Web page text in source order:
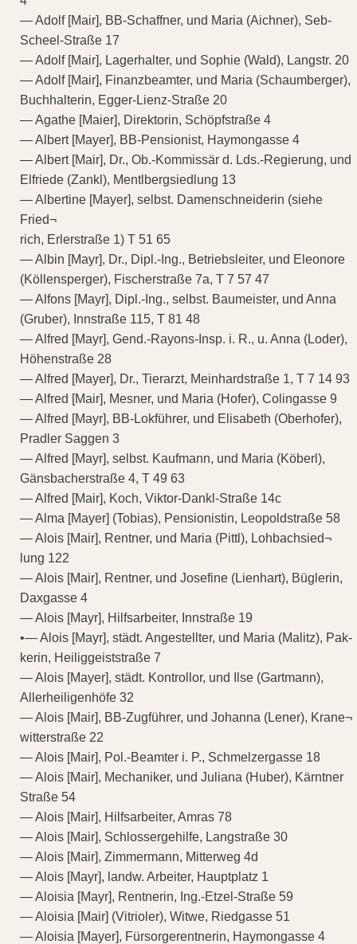
— Adolf [Mair], BB-Schaffner, und Maria (Aichner), Seb-
Scheel-Straße 17
— Adolf [Mair], Lagerhalter, und Sophie (Wald), Langstr. 20
— Adolf [Mair], Finanzbeamter, und Maria (Schaumberger),
Buchhalterin, Egger-Lienz-Straße 20
— Agathe [Maier], Direktorin, Schöpfstraße 4
— Albert [Mayer], BB-Pensionist, Haymongasse 4
— Albert [Mair], Dr., Ob.-Kommissär d. Lds.-Regierung, und
Elfriede (Zankl), Mentlbergsiedlung 13
— Albertine [Mayer], selbst. Damenschneiderin (siehe
Fried¬
rich, Erlerstraße 1) T 51 65
— Albin [Mayr], Dr., Dipl.-Ing., Betriebsleiter, und Eleonore
(Köllensperger), Fischerstraße 7a, T 7 57 47
— Alfons [Mayr], Dipl.-Ing., selbst. Baumeister, und Anna
(Gruber), Innstraße 115, T 81 48
— Alfred [Mayr], Gend.-Rayons-Insp. i. R., u. Anna (Loder),
Höhenstraße 28
— Alfred [Mayer], Dr., Tierarzt, Meinhardstraße 1, T 7 14 93
— Alfred [Mair], Mesner, und Maria (Hofer), Colingasse 9
— Alfred [Mayr], BB-Lokführer, und Elisabeth (Oberhofer),
Pradler Saggen 3
— Alfred [Mayr], selbst. Kaufmann, und Maria (Köberl),
Gänsbacherstraße 4, T 49 63
— Alfred [Mair], Koch, Viktor-Dankl-Straße 14c
— Alma [Mayer] (Tobias), Pensionistin, Leopoldstraße 58
— Alois [Mair], Rentner, und Maria (Pittl), Lohbachsied¬
lung 122
— Alois [Mair], Rentner, und Josefine (Lienhart), Büglerin,
Daxgasse 4
— Alois [Mayr], Hilfsarbeiter, Innstraße 19
•— Alois [Mayr], städt. Angestellter, und Maria (Malitz), Pak-
kerin, Heiliggeiststraße 7
— Alois [Mayer], städt. Kontrollor, und Ilse (Gartmann),
Allerheiligenhöfe 32
— Alois [Mair], BB-Zugführer, und Johanna (Lener), Krane¬
witterstraße 22
— Alois [Mair], Pol.-Beamter i. P., Schmelzergasse 18
— Alois [Mair], Mechaniker, und Juliana (Huber), Kärntner
Straße 54
— Alois [Mair], Hilfsarbeiter, Amras 78
— Alois [Mair], Schlossergehilfe, Langstraße 30
— Alois [Mair], Zimmermann, Mitterweg 4d
— Alois [Mayr], landw. Arbeiter, Hauptplatz 1
— Aloisia [Mayr], Rentnerin, Ing.-Etzel-Straße 59
— Aloisia [Mair] (Vitrioler), Witwe, Riedgasse 51
— Aloisia [Mayer], Fürsorgerentnerin, Haymongasse 4